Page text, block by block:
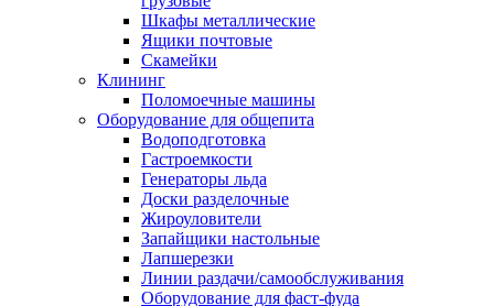
Шкафы металлические
Ящики почтовые
Скамейки
Клининг
Поломоечные машины
Оборудование для общепита
Водоподготовка
Гастроемкости
Генераторы льда
Доски разделочные
Жироуловители
Запайщики настольные
Лапшерезки
Линии раздачи/самообслуживания
Оборудование для фаст-фуда